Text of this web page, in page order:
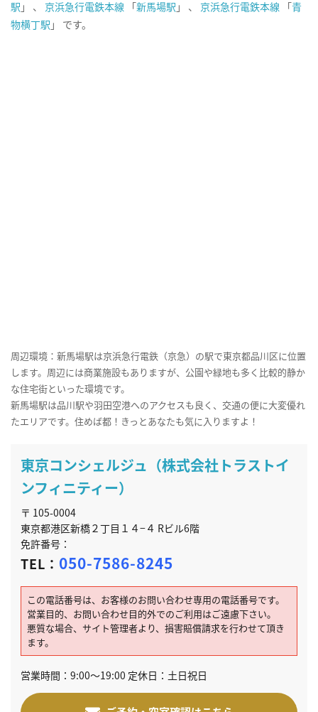
駅 」 、 京浜急行電鉄本線 「新馬場駅 」 、 京浜急行電鉄本線 「青
物横丁駅 」 です。
周辺環境：新馬場駅は京浜急行電鉄（京急）の駅で東京都品川区に位置
します。周辺には商業施設もありますが、公園や緑地も多く比較的静か
な住宅街といった環境です。
新馬場駅は品川駅や羽田空港へのアクセスも良く、交通の便に大変優れ
たエリアです。住めば都！きっとあなたも気に入りますよ！
東京コンシェルジュ（株式会社トラストイ
ンフィニティー）
〒 105-0004
東京都港区新橋２丁目１４−４ Rビル6階
免許番号：
TEL： 050-7586-8245
この電話番号は、お客様のお問い合わせ専用の電話番号です。
営業目的、お問い合わせ目的外でのご利用はご遠慮下さい。
悪質な場合、サイト管理者より、損害賠償請求を行わせて頂き
ます。
営業時間：9:00～19:00 定休日：土日祝日